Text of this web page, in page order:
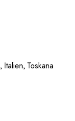
, Italien, Toskana